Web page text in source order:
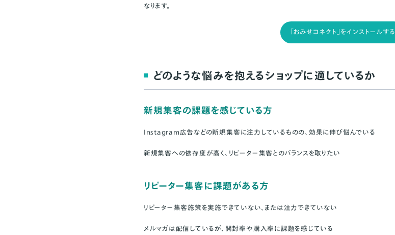
なります。
「おみせコネクト」をインストールする
どのような悩みを抱えるショップに適しているか
新規集客の課題を感じている方
Instagram広告などの新規集客に注力しているものの、効果に伸び悩んでいる
新規集客への依存度が高く、リピーター集客とのバランスを取りたい
リピーター集客に課題がある方
リピーター集客施策を実施できていない、または注力できていない
メルマガは配信しているが、開封率や購入率に課題を感じている